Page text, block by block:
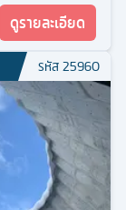
ดูรายละเอียด
รหัส25960